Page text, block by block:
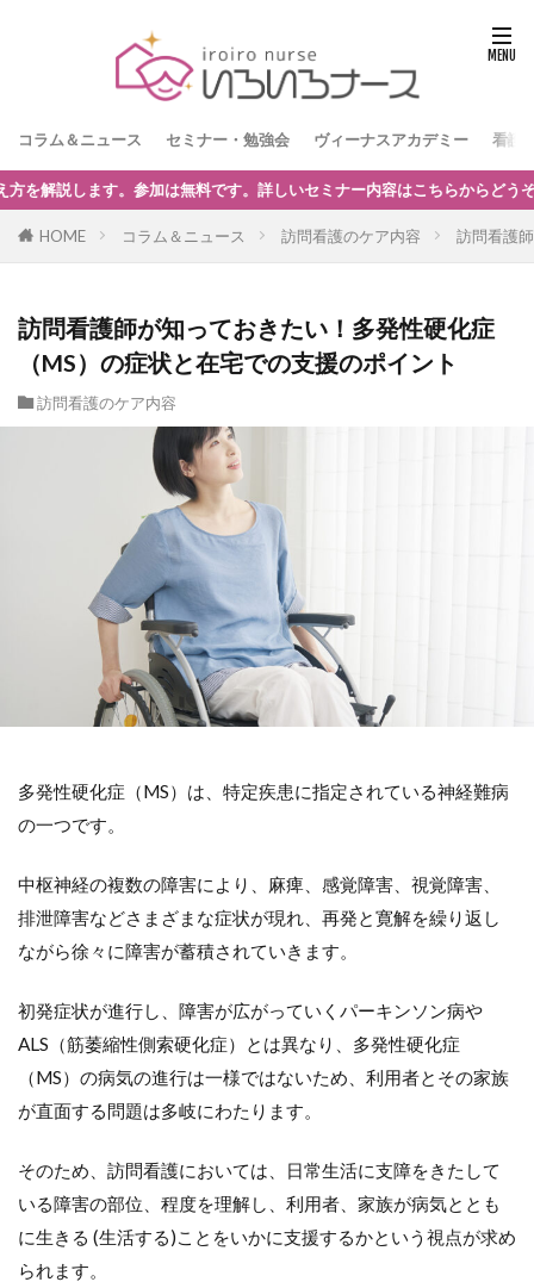
コラム＆ニュース セミナー・勉強会 ヴィーナスアカデミー 看護
内容はこちらからどうぞ。
HOME コラム＆ニュース 訪問看護のケア内容 訪問看護
訪問看護師が知っておきたい！多発性硬化症
（MS）の症状と在宅での支援のポイント
訪問看護のケア内容
多発性硬化症（MS）は、特定疾患に指定されている神経難病
の一つです。
中枢神経の複数の障害により、麻痺、感覚障害、視覚障害、
排泄障害などさまざまな症状が現れ、再発と寛解を繰り返し
ながら徐々に障害が蓄積されていきます。
初発症状が進行し、障害が広がっていくパーキンソン病や
ALS（筋萎縮性側索硬化症）とは異なり、多発性硬化症
（MS）の病気の進行は一様ではないため、利用者とその家族
が直面する問題は多岐にわたります。
そのため、訪問看護においては、日常生活に支障をきたして
いる障害の部位、程度を理解し、利用者、家族が病気ととも
に生きる (生活する)ことをいかに支援するかという視点が求め
られます。